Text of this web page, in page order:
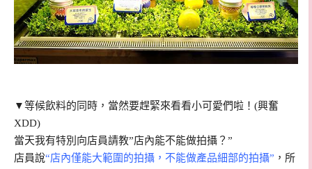
▼等候飲料的同時，當然要趕緊來看看小可愛們啦！(興奮
XDD)
當天我有特別向店員請教”店內能不能做拍攝？”
店員說“店內僅能大範圍的拍攝，不能做產品細部的拍攝” ，所